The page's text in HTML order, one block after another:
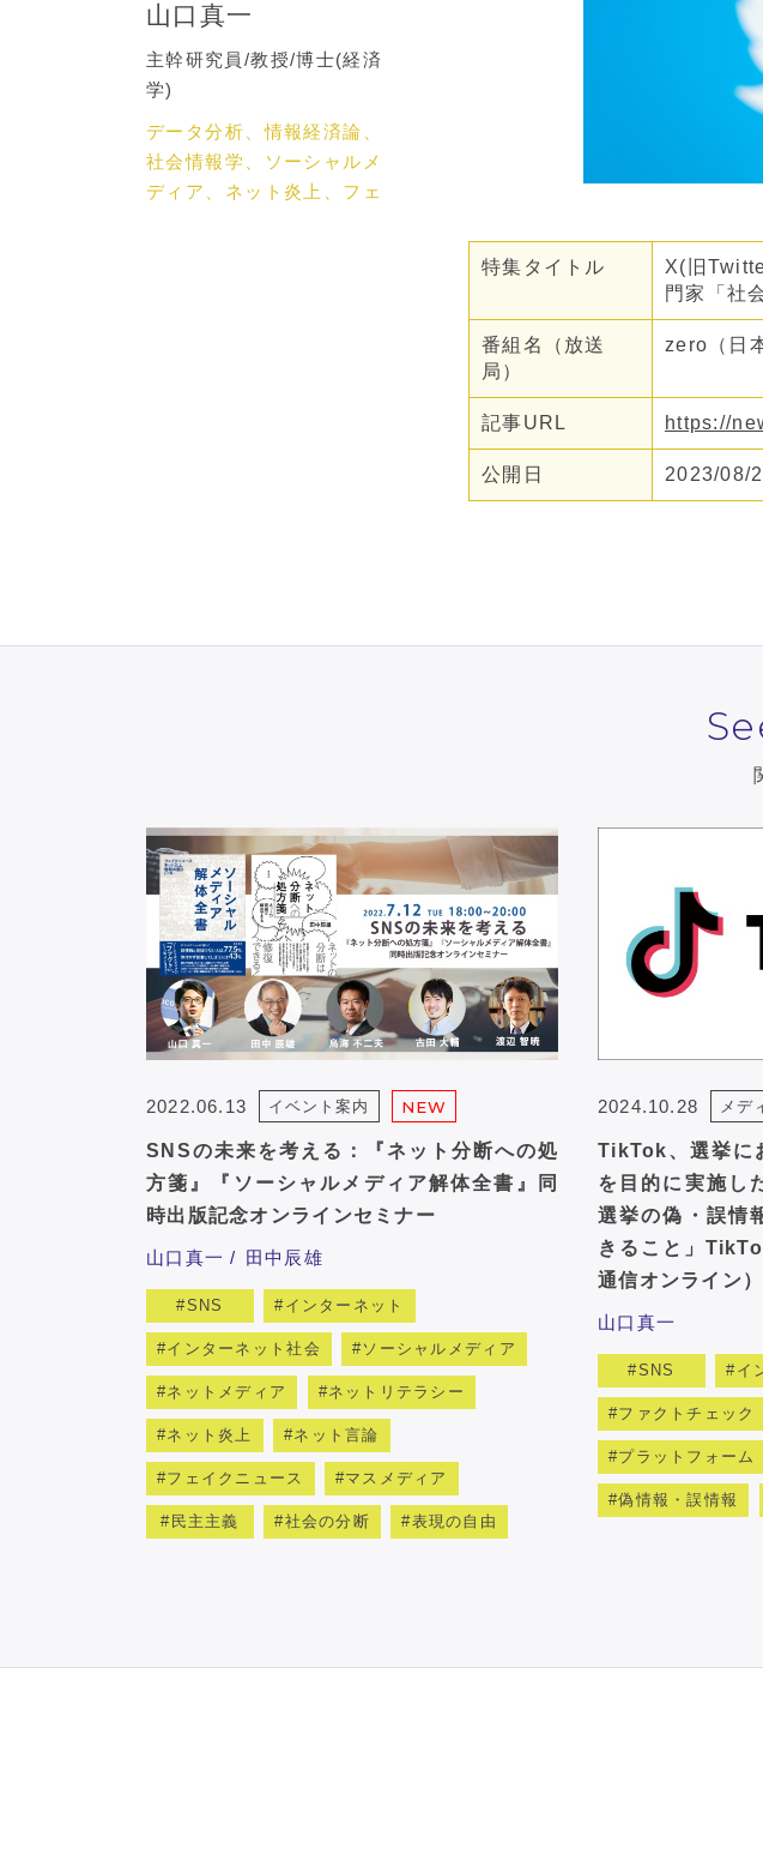
特集タイトル
X(旧
門家「社
番組名（放送
局）
zero（日
記事URL https://
公開日 2023/08/
山口真一
主幹研究員/教授/博士(経済
学)
データ分析、情報経済論、
社会情報学、ソーシャルメ
ディア、ネット炎上、フェ
2022.06.13 イベント案内 NEW
SNSの未来を考える：『ネット分断への処
方箋』『ソーシャルメディア解体全書』同
時出版記念オンラインセミナー
山口真一 田中辰雄
SNS インターネット
インターネット社会 ソーシャルメディア
ネットメディア ネットリテラシー
ネット炎上 ネット言論
フェイクニュース マスメディア
民主主義 社会の分断 表現の自由
2024.10.28 メデ
TikTok、選挙に
を目的に実施し
選挙の偽・誤情
きること」
通信オンライン）
山口真一
SNS イ
ファクトチェック
プラットフォーム
偽情報・誤情報